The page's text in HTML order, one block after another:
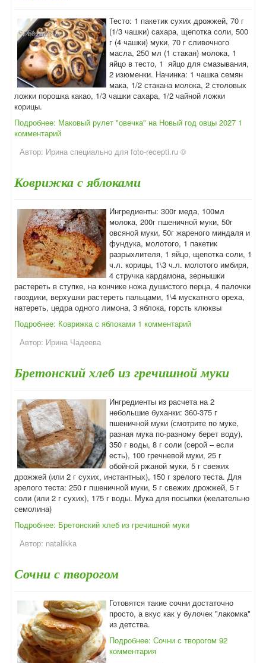
Тесто: 1 пакетик сухих дрожжей, 70 г
(1/3 чашки) сахара, щепотка соли, 500
г (4 чашки) муки, 70 г сливочного
масла, 250 мл (1 стакан) молока, 1
яйцо в тесто, 1 яйцо для смазывания,
2 изюменки. Начинка: 1 чашка семян
мака, 1/2 стакана молока, 2 столовых
ложки порошка какао, 1/3 чашки сахара, 1/2 чайной ложки
корицы.
Подробнее: Маковый рулет "овечка" на Новый год овцы 2027 1
комментарий
Автор: Ирина специально для foto-recepti.ru ©
Коврижка с яблоками
Ингредиенты: 300г меда, 100мл
молока, 200г пшеничной муки, 50г
овсяной муки, 50г жареного миндаля и
фундука, молотого, 1 пакетик
разрыхлителя, 1 яйцо, щепотка соли, 1
ч.л. корицы, 1\3 ч.л. молотого имбиря,
4 стручка кардамона, зернышки
растереть в ступке, на кончике ножа душистого перца, 4 палочки
гвоздики, верхушки растереть пальцами, 1\4 мускатного ореха,
натереть, цедра одного лимона, 3 яблока, горсть клюквы
Подробнее: Коврижка с яблоками 1 комментарий
Автор: Ирина Чадеева
Бретонский хлеб из гречишной муки
Ингредиенты из расчета на 2
небольшие буханки: 360-375 г
пшеничной муки (смотрите по муке,
разная мука по-разному берет воду),
350 г воды, 8 г соли (серой – если
есть), 100 гречневой муки, 25 г
обойной ржаной муки, 5 г свежих
дрожжей (или 2 г сухих, инстантных), 150 г зрелого теста. Для
зрелого теста: 250 г пшеничной муки, 5 г свежих дрожжей, 5 г
соли (или 2 г сухих), 175 г воды. Мука для посыпки (желательно
семолина)
Подробнее: Бретонский хлеб из гречишной муки
Автор: natalikka
Сочни с творогом
Готовятся такие сочни достаточно
просто, а вкус как у булочек "лакомка"
из детства.
Подробнее: Сочни с творогом 92
комментария